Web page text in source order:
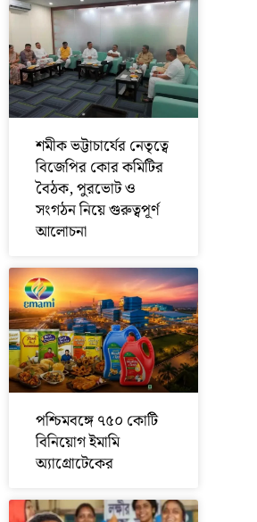
শমীক ভট্টাচার্যের নেতৃত্বে
বিজেপির কোর কমিটির
বৈঠক, পুরভোট ও
সংগঠন নিয়ে গুরুত্বপূর্ণ
আলোচনা
পশ্চিমবঙ্গে ৭৫০ কোটি
বিনিয়োগ ইমামি
অ্যাগ্রোটেকের